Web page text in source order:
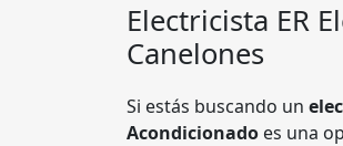
Electricista ER
Canelones
Si estás buscando un
Acondicionado es una